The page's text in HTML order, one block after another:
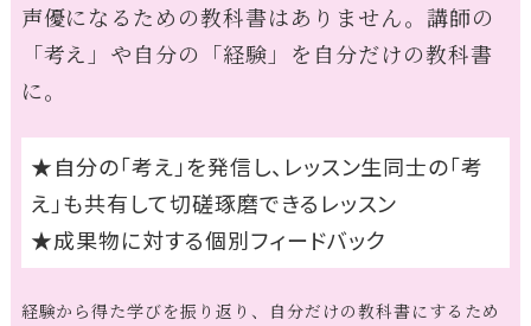
声優になるための教科書はありません。講師の
「考え」や自分の「経験」を自分だけの教科書
に。
★自分の「考え」を発信し、レッスン生同士の「考
え」も共有して切磋琢磨できるレッスン
★成果物に対する個別フィードバック
経験から得た学びを振り返り、自分だけの教科書にするため